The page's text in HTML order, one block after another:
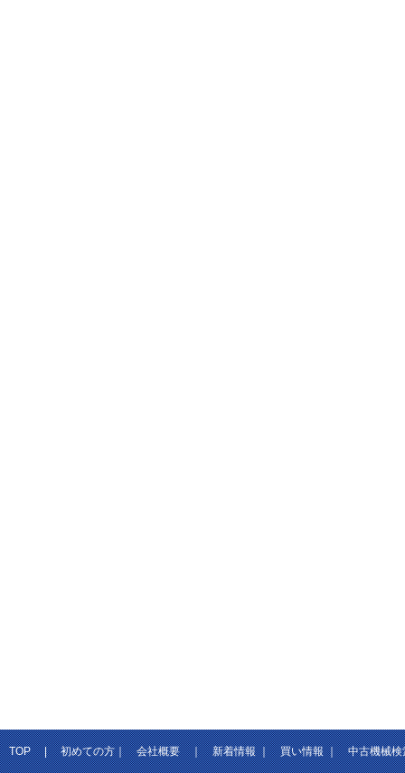
TOP|初めての方｜会社概要｜新着情報｜買い情報｜中古機械検